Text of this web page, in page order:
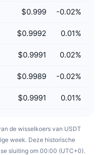
$0.999 -0.02%
$0.9992 0.01%
$0.9991 0.02%
$0.9989 -0.02%
$0.9991 0.01%
de wisselkoers van USDT
week. Deze historische
sluiting om 00:00 (UTC+0).